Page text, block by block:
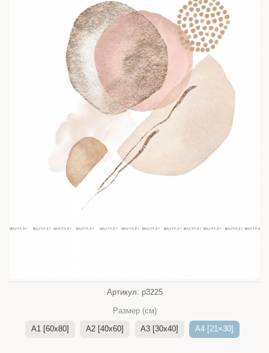
Артикул: p3225
Размер (см)
A1 [60x80]
A2 [40x60] A3 [30x40] A4 [21×30]